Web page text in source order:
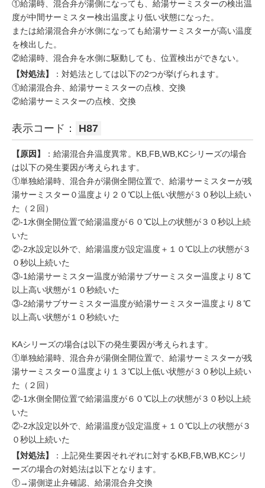
①給湯時、混合弁が湯側になっても、給湯サーミスターの検出温
度が中間サーミスター検出温度より低い状態になった。
または給湯混合弁が水側になっても給湯サーミスターが高い温度
を検出した。
②給湯時、混合弁を水側に駆動しても、位置検出ができない。
【対処法】
：対処法としては以下の2つが挙げられます。
①給湯混合弁、給湯サーミスターの点検、交換
②給湯サーミスターの点検、交換
表示コード： H87
【原因】
：給湯混合弁温度異常。KB,FB,WB,KCシリーズの場合
は以下の発生要因が考えられます。
①単独給湯時、混合弁が湯側全開位置で、給湯サーミスターが残
湯サーミスター０温度より２０℃以上低い状態が３０秒以上続い
た（２回）
②-1水側全開位置で給湯温度が６０℃以上の状態が３０秒以上続
いた
②-2水設定以外で、給湯温度が設定温度＋１０℃以上の状態が３
０秒以上続いた
③-1給湯サーミスター温度が給湯サブサーミスター温度より８℃
以上高い状態が１０秒続いた
③-2給湯サブサーミスター温度が給湯サーミスター温度より８℃
以上高い状態が１０秒続いた
KAシリーズの場合は以下の発生要因が考えられます。
①単独給湯時、混合弁が湯側全開位置で、給湯サーミスターが残
湯サーミスター０温度より１３℃以上低い状態が３０秒以上続い
た（２回）
②-1水側全開位置で給湯温度が６０℃以上の状態が３０秒以上続
いた
②-2水設定以外で、給湯温度が設定温度＋１０℃以上の状態が３
０秒以上続いた
【対処法】
：上記発生要因それぞれに対するKB,FB,WB,KCシリ
ーズの場合の対処法は以下となります。
①→湯側逆止弁確認、給湯混合弁交換